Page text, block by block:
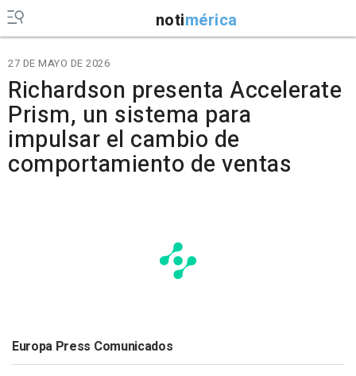
notimérica
27 DE MAYO DE 2026
Richardson presenta Accelerate
Prism, un sistema para
impulsar el cambio de
comportamiento de ventas
Europa Press Comunicados